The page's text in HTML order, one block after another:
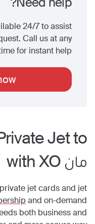
24/7 to assist
Call us at any
for instant help.
Jet to
مان with XO
jet cards and jet
and on-demand
both business and